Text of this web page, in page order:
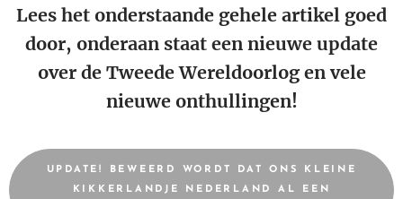
Lees het onderstaande gehele artikel goed
door, onderaan staat een nieuwe update
over de Tweede Wereldoorlog en vele
nieuwe onthullingen!
UPDATE! BEWEERD WORDT DAT ONS KLEINE
KIKKERLANDJE NEDERLAND AL EEN